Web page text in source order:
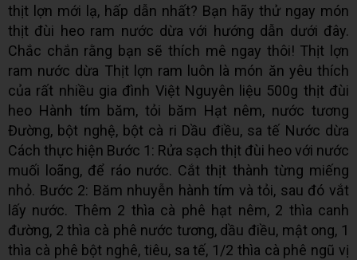
thịt lợn mới lạ, hấp dẫn nhất? Bạn hãy thử ngay món
thịt đùi heo ram nước dừa với hướng dẫn dưới đây.
Chắc chắn rằng bạn sẽ thích mê ngay thôi! Thịt lợn
ram nước dừa Thịt lợn ram luôn là món ăn yêu thích
của rất nhiều gia đình Việt Nguyên liệu 500g thịt đùi
heo Hành tím băm, tỏi băm Hạt nêm, nước tương
Đường, bột nghệ, bột cà ri Dầu điều, sa tế Nước dừa
Cách thực hiện Bước 1: Rửa sạch thịt đùi heo với nước
muối loãng, để ráo nước. Cắt thịt thành từng miếng
nhỏ. Bước 2: Băm nhuyễn hành tím và tỏi, sau đó vắt
lấy nước. Thêm 2 thìa cà phê hạt nêm, 2 thìa canh
đường, 2 thìa cà phê nước tương, dầu điều, mật ong, 1
thìa cà phê bột nghê, tiêu, sa tế, 1/2 thìa cà phê ngũ vị